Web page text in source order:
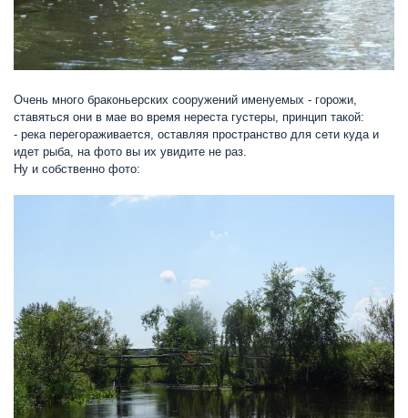
Очень много браконьерских сооружений именуемых - горожи,
ставяться они в мае во время нереста густеры, принцип такой:
- река перегораживается, оставляя пространство для сети куда и
идет рыба, на фото вы их увидите не раз.
Ну и собственно фото: